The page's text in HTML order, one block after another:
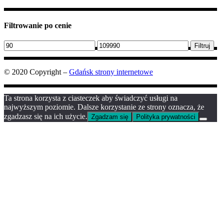
Filtrowanie po cenie
Cena
min
Cena
max
Filtruj
© 2020 Copyright – Gdańsk strony internetowe
Ta strona korzysta z ciasteczek aby świadczyć usługi na
najwyższym poziomie. Dalsze korzystanie ze strony oznacza, że
zgadzasz się na ich użycie. Zgadzam się Polityka prywatności